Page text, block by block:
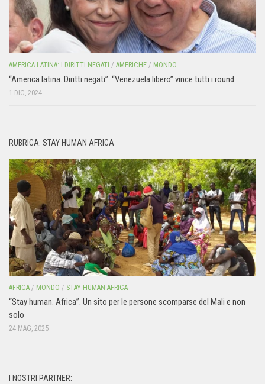
AMERICA LATINA: I DIRITTI NEGATI / AMERICHE / MONDO
“America latina. Diritti negati”. “Venezuela libero” vince tutti i round
1 DIC, 2024
RUBRICA: STAY HUMAN AFRICA
AFRICA / MONDO / STAY HUMAN AFRICA
“Stay human. Africa”. Un sito per le persone scomparse del Mali e non
solo
24 MAG, 2025
I NOSTRI PARTNER: